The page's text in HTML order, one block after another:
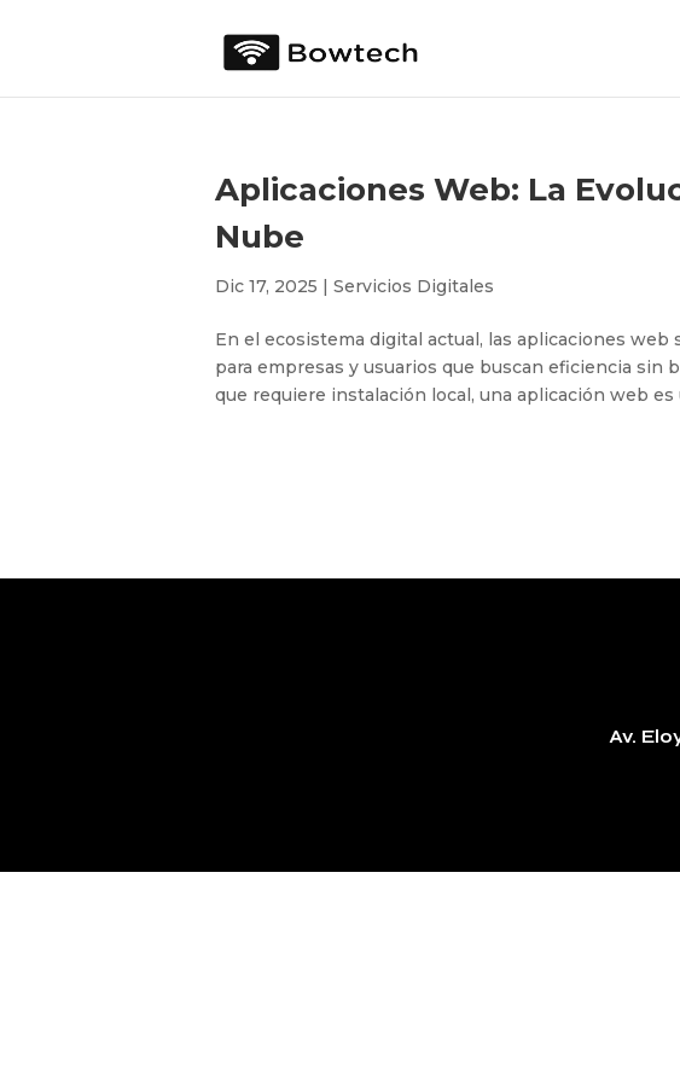
Aplicaciones Web: La
Nube
Dic 17, 2025 | Servicios Digitales
En el ecosistema digital actual, las aplicaciones
para empresas y usuarios que buscan eficiencia sin
que requiere instalación local, una aplicación web es
Av.